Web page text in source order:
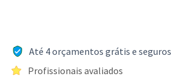
Até 4 orçamentos grátis e seguros
Profissionais avaliados